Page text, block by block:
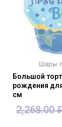
Шары
Большой
рождения
см
2,268.00